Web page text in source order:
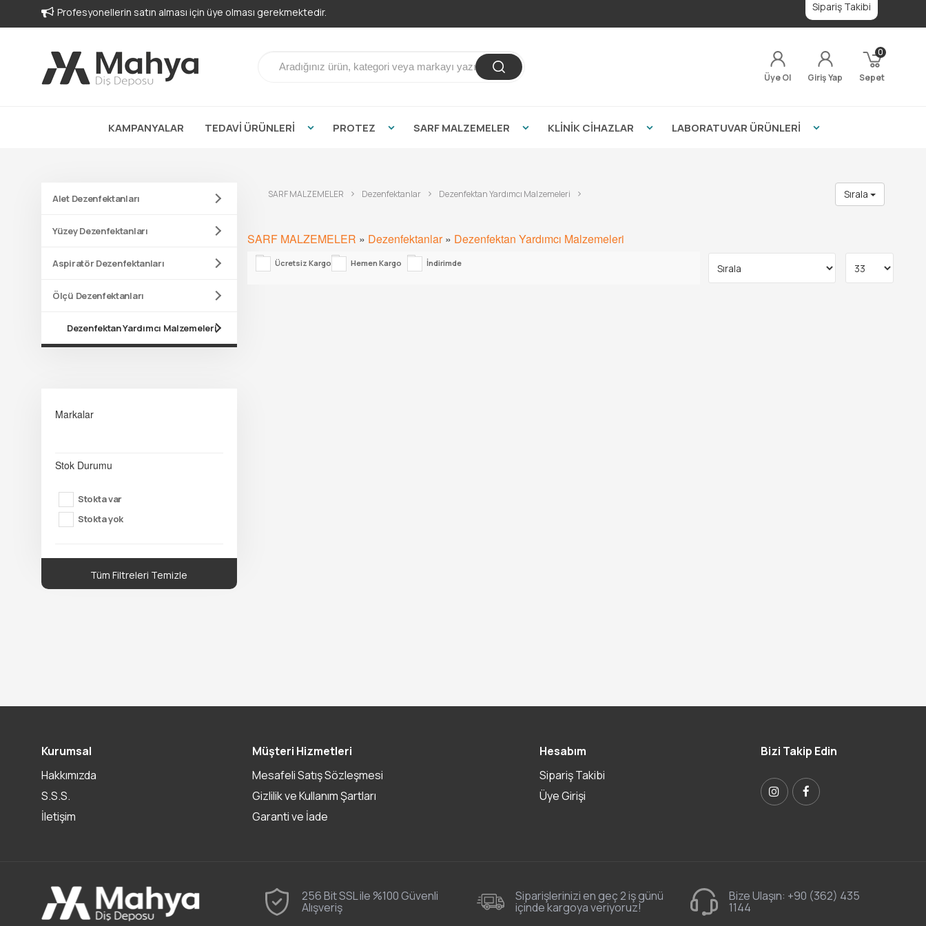
Profesyonellerin satın alması için üye olması gerekmektedir. Sipariş Takibi
Üye Ol Giriş Yap Sepet
0
KAMPANYALAR TEDAVİ ÜRÜNLERİ PROTEZ SARF MALZEMELER KLİNİK CİHAZLAR LABORATUVAR ÜRÜNLERİ
Alet Dezenfektanları
Yüzey Dezenfektanları
Aspiratör Dezenfektanları
Ölçü Dezenfektanları
Dezenfektan Yardımcı Malzemeleri
Markalar
Stok Durumu
Stokta var
Stokta yok
Tüm Filtreleri Temizle
SARF MALZEMELER Dezenfektanlar Dezenfektan Yardımcı Malzemeleri Sırala
SARF MALZEMELER » Dezenfektanlar» Dezenfektan Yardımcı Malzemeleri
Ücretsiz Kargo Hemen Kargo İndirimde
Kurumsal
Hakkımızda
S.S.S.
İletişim
Müşteri Hizmetleri
Mesafeli Satış Sözleşmesi
Gizlilik ve Kullanım Şartları
Garanti ve İade
Hesabım
Sipariş Takibi
Üye Girişi
Bizi Takip Edin
256 Bit SSL ile %100 Güvenli
Alışveriş
Siparişlerinizi en geç 2 iş günü
içinde kargoya veriyoruz!
Bize Ulaşın: +90 (362) 435
1144